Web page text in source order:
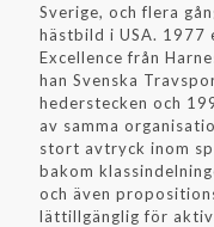
Sverige, och flera
hästbild i USA. 1977
Excellence från
han Svenska
hederstecken och
av samma
stort avtryck inom
bakom
och även
lättillgänglig för